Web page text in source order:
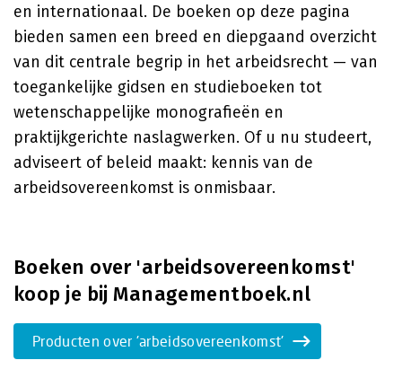
en internationaal. De boeken op deze pagina
bieden samen een breed en diepgaand overzicht
van dit centrale begrip in het arbeidsrecht — van
toegankelijke gidsen en studieboeken tot
wetenschappelijke monografieën en
praktijkgerichte naslagwerken. Of u nu studeert,
adviseert of beleid maakt: kennis van de
arbeidsovereenkomst is onmisbaar.
Boeken over 'arbeidsovereenkomst'
koop je bij Managementboek.nl
Producten over 'arbeidsovereenkomst'